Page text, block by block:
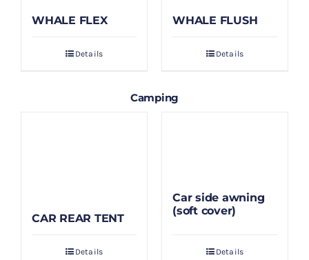
WHALE FLEX
Details
WHALE FLUSH
Details
Camping
CAR REAR TENT
Details
Car side awning
(soft cover)
Details